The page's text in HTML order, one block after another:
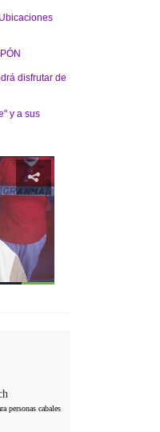
disfrutar de
y a sus
personas cabales